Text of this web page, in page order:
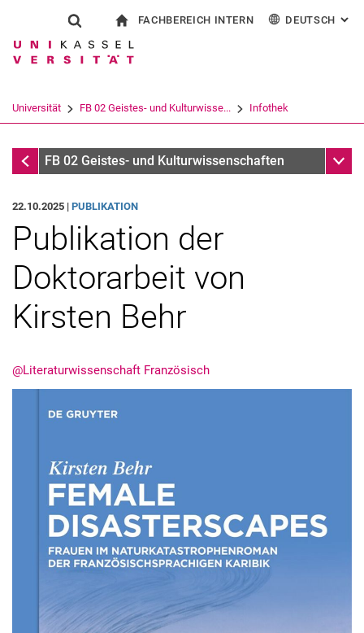
Springe direkt zu: Inhalt
Springe direkt zu: Suche
Springe direkt zu:
Suchformular
Suchbegriff
Suchen (öffnet externen Link in einem
FACHBEREICH INTERN DEUTSCH :
Universität FB 02 Geistes- und Kulturwisse... Infothek
InfothekFB 02 Geistes- und Kulturwissenschaften
22.10.2025 | PUBLIKATION
Publikation der
Doktorarbeit von
Kirsten Behr
@Literaturwissenschaft Französisch